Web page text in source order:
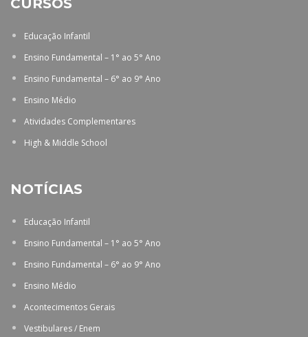
CURSOS
Educação Infantil
Ensino Fundamental – 1° ao 5° Ano
Ensino Fundamental – 6° ao 9° Ano
Ensino Médio
Atividades Complementares
High & Middle School
NOTÍCIAS
Educação Infantil
Ensino Fundamental – 1° ao 5° Ano
Ensino Fundamental – 6° ao 9° Ano
Ensino Médio
Acontecimentos Gerais
Vestibulares / Enem